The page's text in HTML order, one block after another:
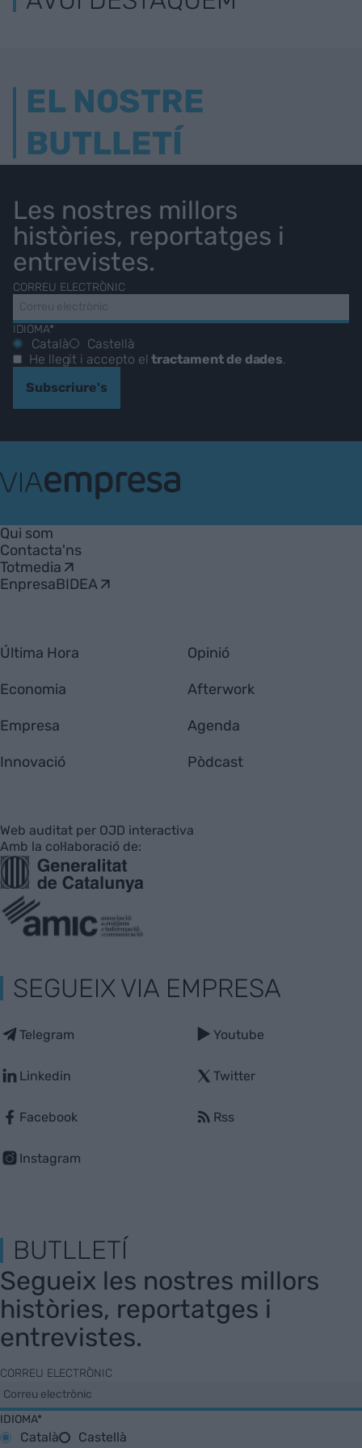
EL NOSTRE
BUTLLETÍ
Les nostres millors
històries, reportatges i
entrevistes.
CORREU ELECTRÒNIC
IDIOMA*
Català
Castellà
He llegit i accepto eltractament de dades
Subscriure's
Empresa
Qui som
Contacta'ns
Totmedia
EnpresaBIDEA
Última Hora
Economia
Empresa
Innovació
Opinió
Afterwork
Agenda
Pòdcast
Web auditat per OJD interactiva
Amb la col·laboració de:
SEGUEIX VIA EMPRESA
Telegram
Linkedin
Facebook
Instagram
Youtube
Twitter
Rss
BUTLLETÍ
Segueix les nostres millors
històries, reportatges i
entrevistes.
CORREU ELECTRÒNIC
IDIOMA*
Català Castellà